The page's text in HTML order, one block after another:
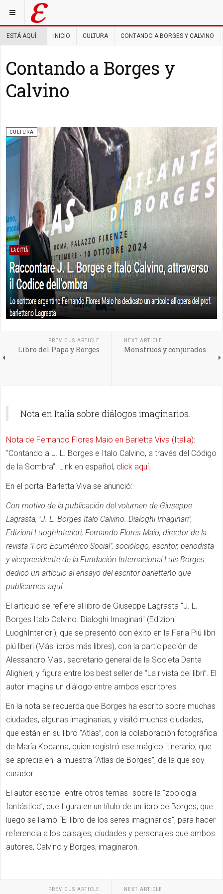
ESTÁ AQUÍ: INICIO CULTURA CONTANDO A BORGES Y CALVINO
Contando a Borges y
Calvino
CULTURA
PREVIOUS ARTICLE
Libro del Papa y Borges
NEXT ARTICLE
Monstruos y conjurados
Nota en Italia sobre diálogos imaginarios.
Nota de Fernando Flores Maio en Barletta Viva (Italia):
“Contando a J. L. Borges e Italo Calvino, a través del Código
de la Sombra”. Link en español, click aquí.
En el portal Barletta Viva se anunció:
Con motivo de la publicación del volumen de Giuseppe
Lagrasta, "J. L. Borges Italo Calvino. Dialoghi Imaginari",
Edizioni LuoghInteriori, Fernando Flores Maio, director de la
revista "Foro Ecuménico Social", sociólogo, escritor, periodista
y vicepresidente de la Fundación Internacional Luis Borges
dedicó un artículo al ensayo del escritor barletteño que
publicamos aquí.
El articulo se refiere al libro de Giuseppe Lagrasta "J. L.
Borges Italo Calvino. Dialoghi Imaginari" (Edizioni
LuoghInteriori), que se presentó con éxito en la Feria Piú libri
piú liberi (Más libros más libres), con la participación de
Alessandro Masi, secretario general de la Societa Dante
Alighieri, y figura entre los best seller de “La rivista dei libri”. El
autor imagina un diálogo entre ambos escritores.
En la nota se recuerda que Borges ha escrito sobre muchas
ciudades, algunas imaginarias, y visitó muchas ciudades,
que están en su libro “Atlas”, con la colaboración fotográfica
de María Kodama, quien registró ese mágico itinerario, que
se aprecia en la muestra “Atlas de Borges”, de la que soy
curador.
El autor escribe -entre otros temas- sobre la “zoología
fantástica”, que figura en un título de un libro de Borges, que
luego se llamó “El libro de los seres imaginarios”, para hacer
referencia a los paisajes, ciudades y personajes que ambos
autores, Calvino y Borges, imaginaron.
PREVIOUS ARTICLE NEXT ARTICLE